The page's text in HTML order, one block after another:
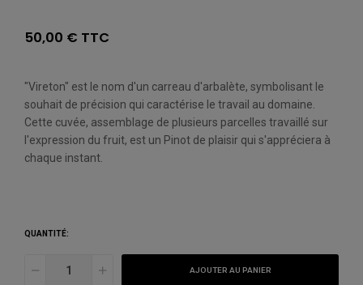
50,00 € TTC
"Vireton" est le nom d'un carreau d'arbalète, symbolisant le
souhait de précision qui caractérise le travail au domaine.
Cette cuvée, assemblage de plusieurs parcelles travaillé sur
l'expression du fruit, est un Pinot de plaisir qui s'appréciera à
chaque instant.
QUANTITÉ:
AJOUTER AU PANIER